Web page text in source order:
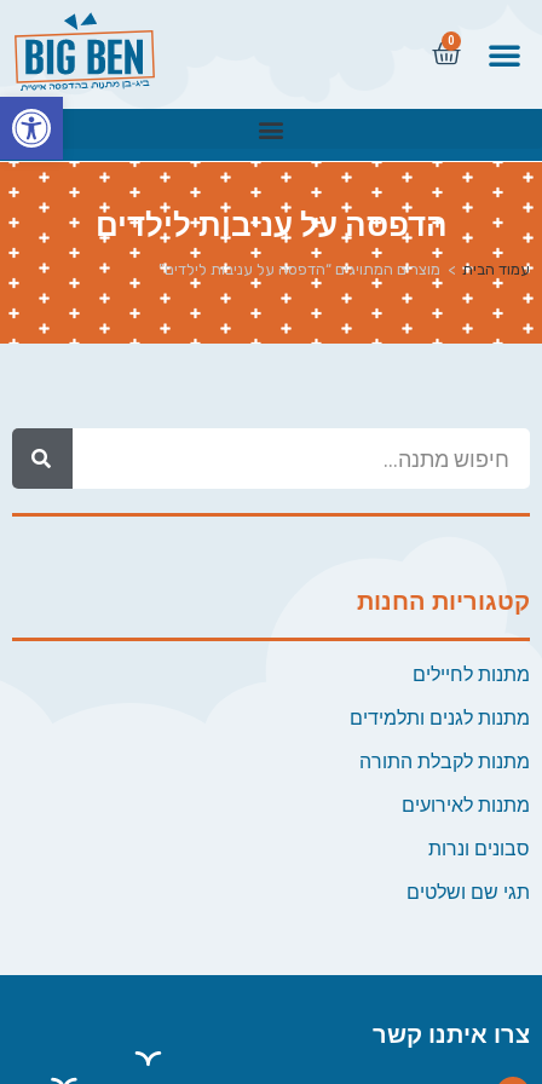
0
הדפסה על עניבות לילדים
עמוד הבית > מוצרים המתויגים “הדפסה על עניבות לילדים”
קטגוריות החנות
מתנות לחיילים
מתנות לגנים ותלמידים
מתנות לקבלת התורה
מתנות לאירועים
סבונים ונרות
תגי שם ושלטים
צרו איתנו קשר